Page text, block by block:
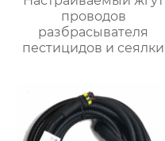
проводов
разбрасывателя
пестицидов и сеялки